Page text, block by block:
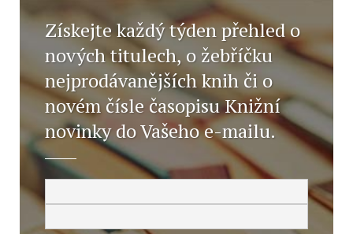
Získejte každý týden přehled o
nových titulech, o žebříčku
nejprodávanějších knih či o
novém čísle časopisu Knižní
novinky do Vašeho e-mailu.